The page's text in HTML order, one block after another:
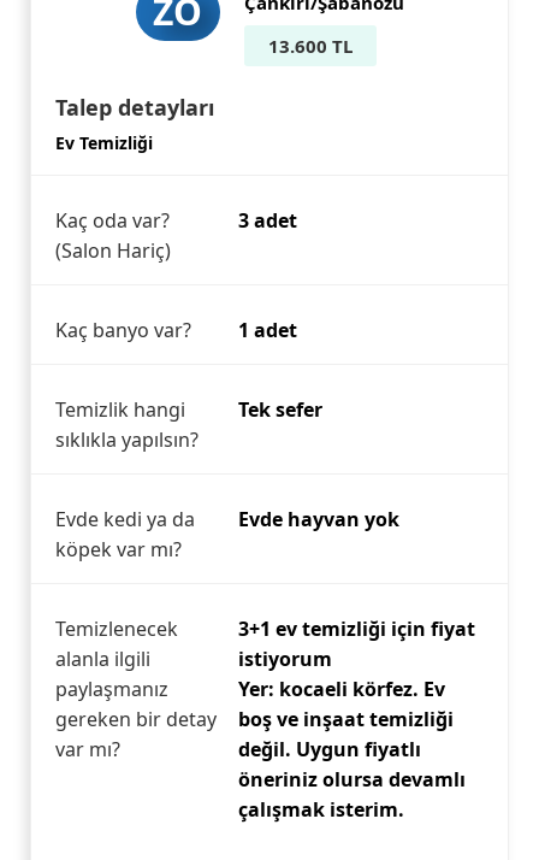
ZÖ
13.600 TL
Talep detayları
Ev Temizliği
Kaç oda var?
(Salon Hariç)
3 adet
Kaç banyo var? 1 adet
Temizlik hangi
sıklıkla yapılsın?
Tek sefer
Evde kedi ya da
köpek var mı?
Evde hayvan yok
Temizlenecek
alanla ilgili
paylaşmanız
gereken bir detay
var mı?
3+1 ev temizliği için fiyat
istiyorum
Yer: kocaeli körfez. Ev
boş ve inşaat temizliği
değil. Uygun fiyatlı
öneriniz olursa devamlı
çalışmak isterim.